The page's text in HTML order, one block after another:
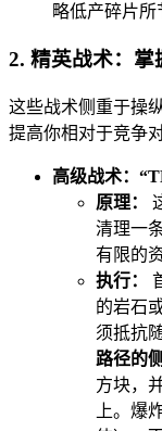
略低产碎片所
2. 精英战术：掌
这些战术侧重于操
提高你相对于竞争
高级战术：
原理：
清理一
有限的
执行：
的岩石
须抵抗
路径的
方块，
上。爆